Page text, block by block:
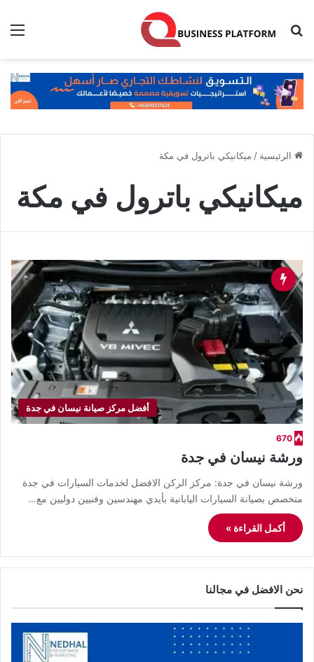
بحث عن
الرئيسية / ميكانيكي باترول في مكة
ميكانيكي باترول في مكة
أفضل مركز صيانة نيسان في جدة
670
ورشة نيسان في جدة
ورشة نيسان في جدة: مركز الركن الافضل لخدمات السيارات في جدة
متخصص بصيانة السيارات اليابانية بأيدي مهندسين وفنيين دوليين مع…
أكمل القراءة »
نحن الافضل في مجالنا